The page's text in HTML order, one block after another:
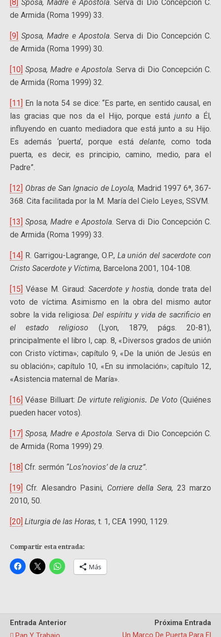
[8] Sposa, Madre e Apostola. Serva di Dio Concepción C.
de Armida (Roma 1999) 33.
[9] Sposa, Madre e Apostola. Serva di Dio Concepción C.
de Armida (Roma 1999) 30.
[10] Sposa, Madre e Apostola. Serva di Dio Concepción C.
de Armida (Roma 1999) 32.
[11]
En la nota 54 se dice: “Es parte, en sentido causal, en
las gracias que nos da el Hijo, porque está juntoa Él,
influyendo en cuanto mediadora que está junto a su Hijo.
Es además ‘puerta’, porque está delante, como toda
puerta, es decir, es principio, camino, medio, para el
Padre”.
[12] Obras de San Ignacio de Loyola, Madrid 1997 6ª, 367-
368. Cita facilitada por la M. María del Cielo Leyes, SSVM.
[13] Sposa, Madre e Apostola. Serva di Dio Concepción C.
de Armida (Roma 1999) 33.
[14] R. Garrigou-Lagrange, O.P., La unión del sacerdote con
Cristo Sacerdote y Víctima, Barcelona 2001, 104-108.
[15] Véase M. Giraud: Sacerdote y hostia, donde trata del
voto de víctima. Asimismo en la obra del mismo autor
sobre la vida religiosa: Del espíritu y vida de sacrificio en
el estado religioso (Lyon, 1879, págs. 20-81),
principalmente el libro I, cap. 8, «Diversos gra­dos de unión
con Cristo víctima»; capítulo 9, «De la unión de Jesús en
su oblación»; capítulo 10, «En su inmolación»; capítulo 12,
«Asistencia maternal de María».
[16] Véase Billuart:De virtute religionis. De Voto (Quiénes
pueden hacer votos).
[17] Sposa, Madre e Apostola. Serva di Dio Concepción C.
de Armida (Roma 1999) 29.
[18] Cfr. sermón “Los‘novios’ de la cruz”.
[19] Cfr. Alesandro Pasini, Corriere della Sera, 23 marzo
2010, 50.
[20] Liturgia de las Horas, t. 1, CEA 1990, 1129.
Compartir esta entrada:
Más
Entrada Anterior
Próxima Entrada